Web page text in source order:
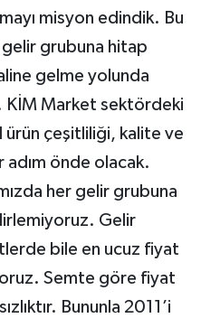
misyon edindik. Bu
gelir grubuna hitap
gelme yolunda
KİM Market sektördeki
çeşitliliği, kalite ve
adım önde olacak.
her gelir grubuna
Gelir
bile en ucuz fiyat
Semte göre fiyat
Bununla 2011’i